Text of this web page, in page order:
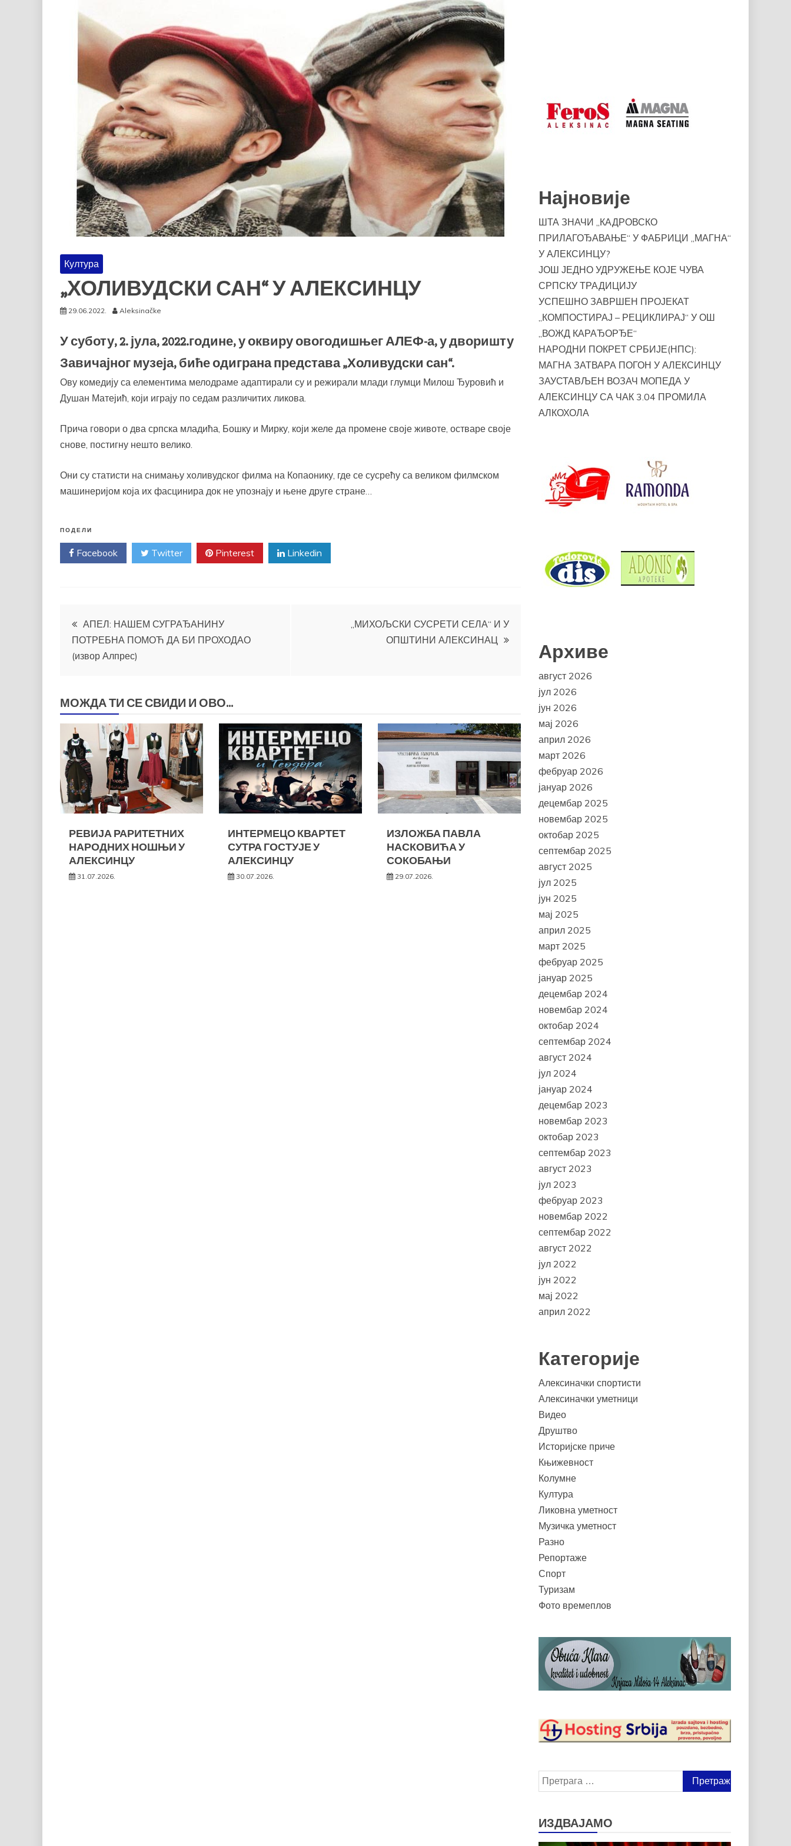
Култура
„ХОЛИВУДСКИ САН“ У АЛЕКСИНЦУ
29.06.2022. Aleksinačke
У суботу, 2. јула, 2022.године, у оквиру овогодишњег АЛЕФ-а, у дворишту
Завичајног музеја, биће одиграна представа „Холивудски сан“.
Ову комедију са елементима мелодраме адаптирали су и режирали млади глумци Милош Ђуровић и
Душан Матејић, који играју по седам различитих ликова.
Прича говори о два српска младића, Бошку и Мирку, који желе да промене своје животе, остваре своје
снове, постигну нешто велико.
Они су статисти на снимању холивудског филма на Копаонику, где се сусрећу са великом филмском
машинеријом која их фасцинира док не упознају и њене друге стране…
ПОДЕЛИ
Facebook Twitter Pinterest Linkedin
Кретање
чланка
АПЕЛ: НАШЕМ СУГРАЂАНИНУ
ПОТРЕБНА ПОМОЋ ДА БИ ПРОХОДАО
(извор Алпрес)
„МИХОЉСКИ СУСРЕТИ СЕЛА“ И У
ОПШТИНИ АЛЕКСИНАЦ
МОЖДА ТИ СЕ СВИДИ И ОВО...
РЕВИЈА РАРИТЕТНИХ
НАРОДНИХ НОШЊИ У
АЛЕКСИНЦУ
31.07.2026.
ИНТЕРМЕЦО КВАРТЕТ
СУТРА ГОСТУЈЕ У
АЛЕКСИНЦУ
30.07.2026.
ИЗЛОЖБА ПАВЛА
НАСКОВИЋА У
СОКОБАЊИ
29.07.2026.
Најновије
ШТА ЗНАЧИ „КАДРОВСКО
ПРИЛАГОЂАВАЊЕ“ У ФАБРИЦИ „МАГНА“
У АЛЕКСИНЦУ?
ЈОШ ЈЕДНО УДРУЖЕЊЕ КОЈЕ ЧУВА
СРПСКУ ТРАДИЦИЈУ
УСПЕШНО ЗАВРШЕН ПРОЈЕКАТ
„КОМПОСТИРАЈ – РЕЦИКЛИРАЈ“ У ОШ
„ВОЖД КАРАЂОРЂЕ“
НАРОДНИ ПОКРЕТ СРБИЈЕ(НПС):
МАГНА ЗАТВАРА ПОГОН У АЛЕКСИНЦУ
ЗАУСТАВЉЕН ВОЗАЧ МОПЕДА У
АЛЕКСИНЦУ СА ЧАК 3.04 ПРОМИЛА
АЛКОХОЛА
Архиве
август 2026
јул 2026
јун 2026
мај 2026
април 2026
март 2026
фебруар 2026
јануар 2026
децембар 2025
новембар 2025
октобар 2025
септембар 2025
август 2025
јул 2025
јун 2025
мај 2025
април 2025
март 2025
фебруар 2025
јануар 2025
децембар 2024
новембар 2024
октобар 2024
септембар 2024
август 2024
јул 2024
јануар 2024
децембар 2023
новембар 2023
октобар 2023
септембар 2023
август 2023
јул 2023
фебруар 2023
новембар 2022
септембар 2022
август 2022
јул 2022
јун 2022
мај 2022
април 2022
Категорије
Алексиначки спортисти
Алексиначки уметници
Видео
Друштво
Историјске приче
Књижевност
Колумне
Култура
Ликовна уметност
Музичка уметност
Разно
Репортаже
Спорт
Туризам
Фото времеплов
Претрага
за:
ИЗДВАЈАМО